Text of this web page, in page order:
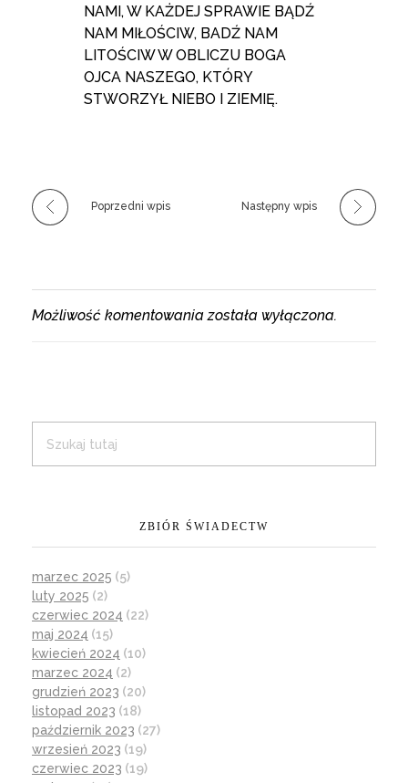
NAMI, W KAŻDEJ SPRAWIE BĄDŹ
NAM MIŁOŚCIW, BADŹ NAM
LITOŚCIW W OBLICZU BOGA
OJCA NASZEGO, KTÓRY
STWORZYŁ NIEBO I ZIEMIĘ.
Poprzedni wpis Następny wpis
Możliwość komentowania została wyłączona.
ZBIÓR ŚWIADECTW
marzec 2025 (5)
luty 2025 (2)
czerwiec 2024 (22)
maj 2024 (15)
kwiecień 2024 (10)
marzec 2024 (2)
grudzień 2023 (20)
listopad 2023 (18)
październik 2023 (27)
wrzesień 2023 (19)
czerwiec 2023 (19)